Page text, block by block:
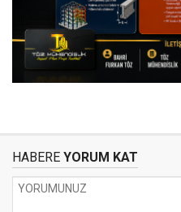
HABERE YORUM KAT